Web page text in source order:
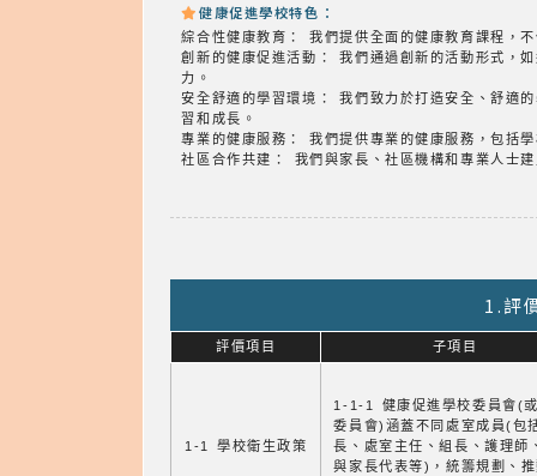
健康促進學校特色：
綜合性健康教育： 我們提供全面的健康教育課程，
創新的健康促進活動： 我們通過創新的活動形式，
力。
安全舒適的學習環境： 我們致力於打造安全、舒適
習和成長。
專業的健康服務： 我們提供專業的健康服務，包括
社區合作共建： 我們與家長、社區機構和專業人士
1.評
評價項目 子項目
1-1 學校衛生政策
1-1-1 健康促進學校委員會(
委員會)涵蓋不同處室成員(包
長、處室主任、組長、護理師
與家長代表等)，統籌規劃、